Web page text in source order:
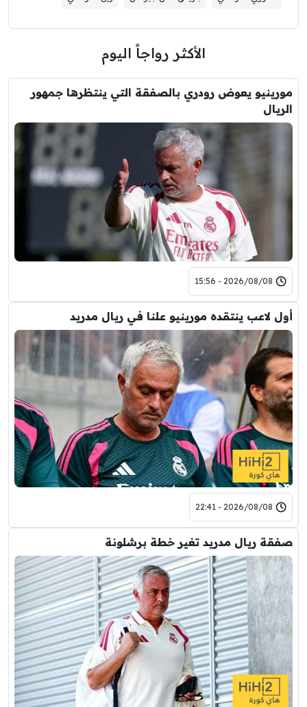
الأكثر رواجاً اليوم
مورينيو يعوض رودري بالصفقة التي ينتظرها جمهور
الريال
2026/08/08 - 15:56
أول لاعب ينتقده مورينيو علنا في ريال مدريد
2026/08/08 - 22:41
صفقة ريال مدريد تغير خطة برشلونة